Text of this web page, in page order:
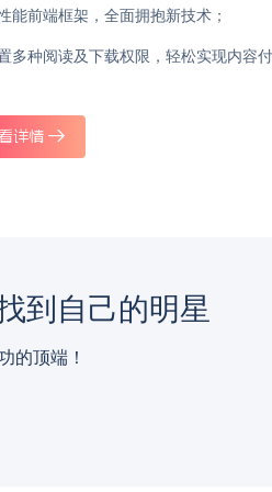
能前端框架，全面拥抱新技术；
多种阅读及下载权限，轻松实现内容
详情
到自己的明星
的顶端！